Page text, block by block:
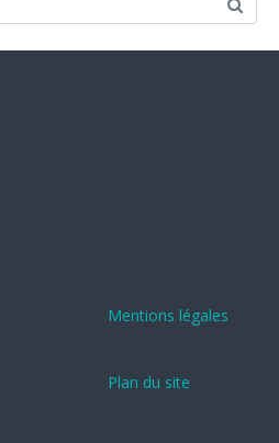
Mentions légales
Plan du site